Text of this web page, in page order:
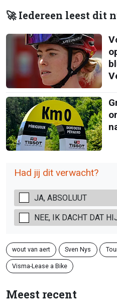
🚀 Iedereen leest dit
Had jij dit verwacht?
JA, ABSOLUUT
NEE, IK DACHT DAT
wout van aert Sven Nys
Visma-Lease a Bike
Meest recent